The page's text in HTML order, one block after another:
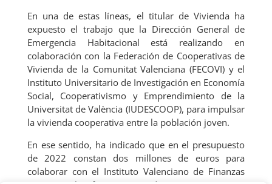
En una de estas líneas, el titular de Vivienda ha
expuesto el trabajo que la Dirección General de
Emergencia Habitacional está realizando en
colaboración con la Federación de Cooperativas de
Vivienda de la Comunitat Valenciana (FECOVI) y el
Instituto Universitario de Investigación en Economía
Social, Cooperativismo y Emprendimiento de la
Universitat de València (IUDESCOOP), para impulsar
la vivienda cooperativa entre la población joven.
En ese sentido, ha indicado que en el presupuesto
de 2022 constan dos millones de euros para
colaborar con el Instituto Valenciano de Finanzas